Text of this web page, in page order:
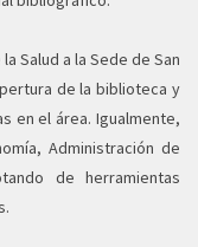
Salud a la Sede de San
de la biblioteca y
en el área. Igualmente,
Administración de
de herramientas